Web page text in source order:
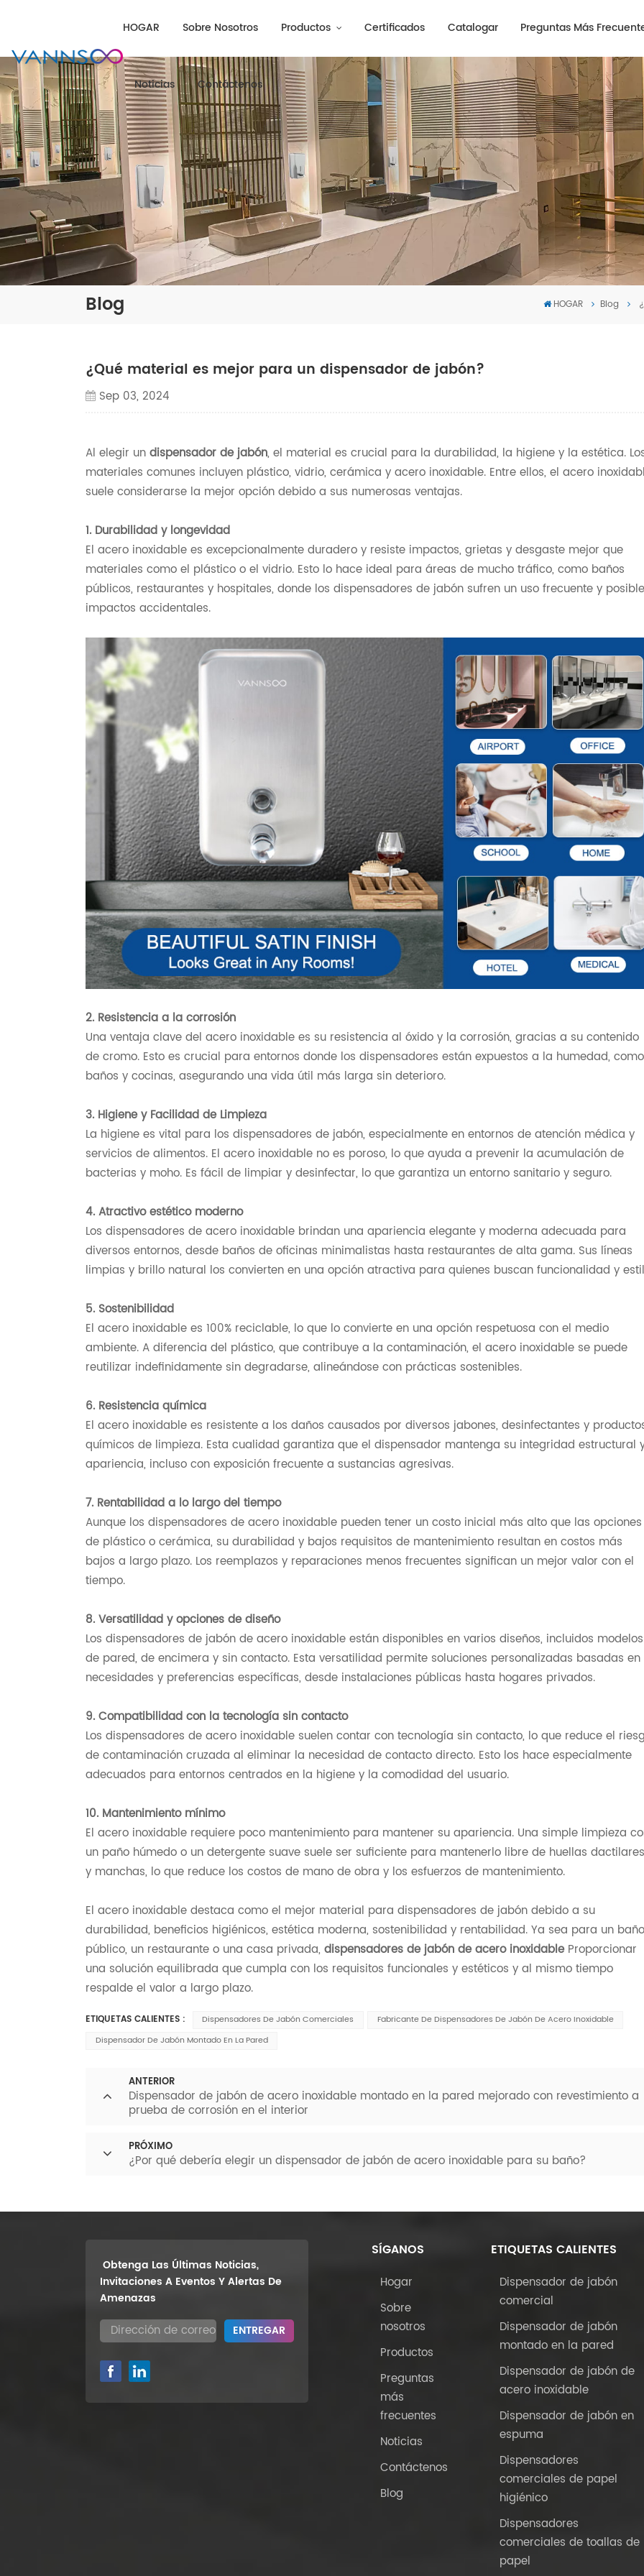
HOGAR Sobre Nosotros Productos Certificados Catalogar Preguntas Más
Noticias Contáctenos
Blog HOGAR Blog
¿Qué material es mejor para un dispensador de jabón?
Sep 03, 2024
Al elegir un dispensador de jabón, el material es crucial para la durabilidad, la higiene y la estética.
materiales comunes incluyen plástico, vidrio, cerámica y acero inoxidable. Entre ellos, el acero
suele considerarse la mejor opción debido a sus numerosas ventajas.
1. Durabilidad y longevidad
El acero inoxidable es excepcionalmente duradero y resiste impactos, grietas y desgaste mejor que
materiales como el plástico o el vidrio. Esto lo hace ideal para áreas de mucho tráfico, como baños
públicos, restaurantes y hospitales, donde los dispensadores de jabón sufren un uso frecuente y
impactos accidentales.
2. Resistencia a la corrosión
Una ventaja clave del acero inoxidable es su resistencia al óxido y la corrosión, gracias a su contenido
de cromo. Esto es crucial para entornos donde los dispensadores están expuestos a la humedad, como
baños y cocinas, asegurando una vida útil más larga sin deterioro.
3. Higiene y Facilidad de Limpieza
La higiene es vital para los dispensadores de jabón, especialmente en entornos de atención médica y
servicios de alimentos. El acero inoxidable no es poroso, lo que ayuda a prevenir la acumulación de
bacterias y moho. Es fácil de limpiar y desinfectar, lo que garantiza un entorno sanitario y seguro.
4. Atractivo estético moderno
Los dispensadores de acero inoxidable brindan una apariencia elegante y moderna adecuada para
diversos entornos, desde baños de oficinas minimalistas hasta restaurantes de alta gama. Sus líneas
limpias y brillo natural los convierten en una opción atractiva para quienes buscan funcionalidad y
5. Sostenibilidad
El acero inoxidable es 100% reciclable, lo que lo convierte en una opción respetuosa con el medio
ambiente. A diferencia del plástico, que contribuye a la contaminación, el acero inoxidable se puede
reutilizar indefinidamente sin degradarse, alineándose con prácticas sostenibles.
6. Resistencia química
El acero inoxidable es resistente a los daños causados por diversos jabones, desinfectantes y
químicos de limpieza. Esta cualidad garantiza que el dispensador mantenga su integridad estructural
apariencia, incluso con exposición frecuente a sustancias agresivas.
7. Rentabilidad a lo largo del tiempo
Aunque los dispensadores de acero inoxidable pueden tener un costo inicial más alto que las opciones
de plástico o cerámica, su durabilidad y bajos requisitos de mantenimiento resultan en costos más
bajos a largo plazo. Los reemplazos y reparaciones menos frecuentes significan un mejor valor con el
tiempo.
8. Versatilidad y opciones de diseño
Los dispensadores de jabón de acero inoxidable están disponibles en varios diseños, incluidos modelos
de pared, de encimera y sin contacto. Esta versatilidad permite soluciones personalizadas basadas en
necesidades y preferencias específicas, desde instalaciones públicas hasta hogares privados.
9. Compatibilidad con la tecnología sin contacto
Los dispensadores de acero inoxidable suelen contar con tecnología sin contacto, lo que reduce el
de contaminación cruzada al eliminar la necesidad de contacto directo. Esto los hace especialmente
adecuados para entornos centrados en la higiene y la comodidad del usuario.
10. Mantenimiento mínimo
El acero inoxidable requiere poco mantenimiento para mantener su apariencia. Una simple limpieza
un paño húmedo o un detergente suave suele ser suficiente para mantenerlo libre de huellas dactilares
y manchas, lo que reduce los costos de mano de obra y los esfuerzos de mantenimiento.
El acero inoxidable destaca como el mejor material para dispensadores de jabón debido a su
durabilidad, beneficios higiénicos, estética moderna, sostenibilidad y rentabilidad. Ya sea para un baño
público, un restaurante o una casa privada, dispensadores de jabón de acero inoxidableProporcionar
una solución equilibrada que cumpla con los requisitos funcionales y estéticos y al mismo tiempo
respalde el valor a largo plazo.
ETIQUETAS CALIENTES : Dispensadores De Jabón Comerciales
Fabricante De Dispensadores De Jabón De Acero Inoxidable
Dispensador De Jabón Montado En La Pared
ANTERIOR
Dispensador de jabón de acero inoxidable montado en la pared mejorado con revestimiento a
prueba de corrosión en el interior
PRÓXIMO
¿Por qué debería elegir un dispensador de jabón de acero inoxidable para su baño?
Obtenga Las Últimas Noticias,
Invitaciones A Eventos Y Alertas De
Amenazas
SÍGANOS
Hogar
Sobre
nosotros
Productos
Preguntas
más
frecuentes
Noticias
Contáctenos
Blog
ETIQUETAS CALIENTES
Dispensador de jabón
comercial
Dispensador de jabón
montado en la pared
Dispensador de jabón de
acero inoxidable
Dispensador de jabón en
espuma
Dispensadores
comerciales de papel
higiénico
Dispensadores
comerciales de toallas de
papel